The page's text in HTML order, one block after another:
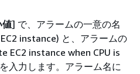
値] で、アラームの一意の名
instance) と、アラームの
EC2 instance when CPU is
入力します。アラーム名に